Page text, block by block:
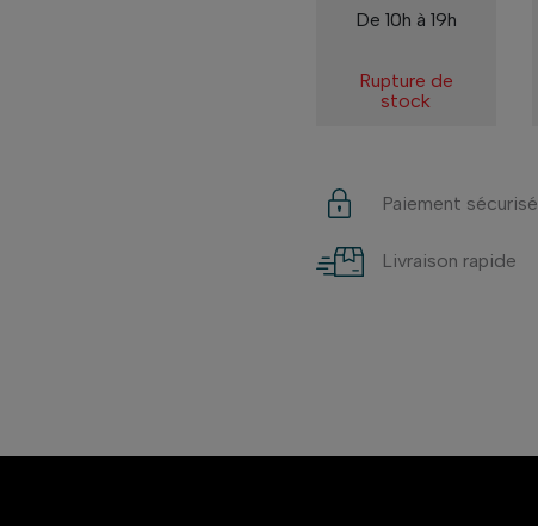
De 10h à 19h
Rupture de
stock
Paiement sécurisé
Livraison rapide